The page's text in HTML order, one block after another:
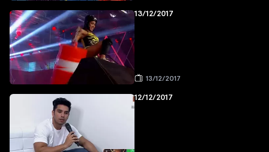
13/12/2017
13/12/2017
12/12/2017